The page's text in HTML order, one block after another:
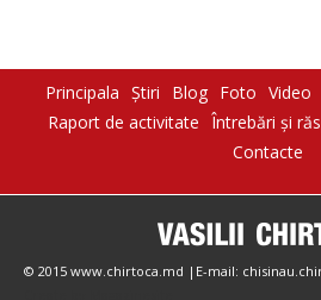
Principala Știri Blog Foto Video
Raport de activitate Întrebări şi
Contacte
© 2015 www.chirtoca.md |E-mail: